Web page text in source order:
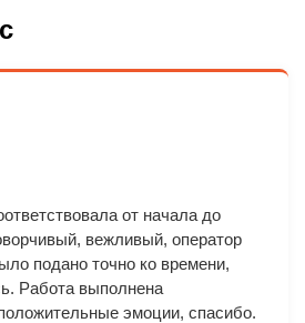
от начала до
вежливый, оператор
подано точно ко времени,
Работа выполнена
эмоции, спасибо.